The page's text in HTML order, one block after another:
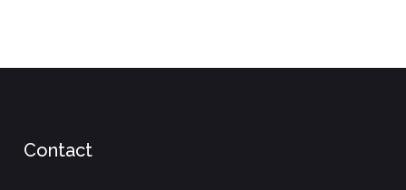
Contact